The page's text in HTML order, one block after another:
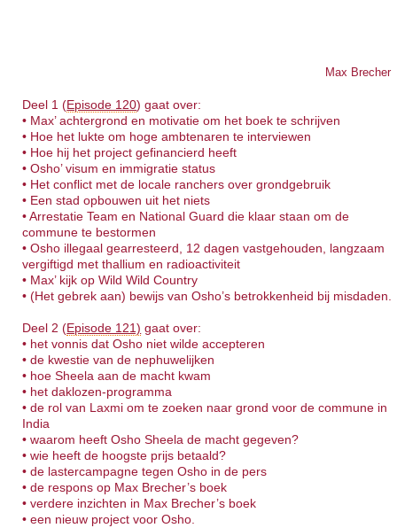
Max Brecher
Deel 1 (Episode 120) gaat over:
• Max’ achtergrond en motivatie om het boek te schrijven
• Hoe het lukte om hoge ambtenaren te interviewen
• Hoe hij het project gefinancierd heeft
• Osho’ visum en immigratie status
• Het conflict met de locale ranchers over grondgebruik
• Een stad opbouwen uit het niets
• Arrestatie Team en National Guard die klaar staan om de
commune te bestormen
• Osho illegaal gearresteerd, 12 dagen vastgehouden, langzaam
vergiftigd met thallium en radioactiviteit
• Max’ kijk op Wild Wild Country
• (Het gebrek aan) bewijs van Osho’s betrokkenheid bij misdaden.
Deel 2 (Episode 121) gaat over:
• het vonnis dat Osho niet wilde accepteren
• de kwestie van de nephuwelijken
• hoe Sheela aan de macht kwam
• het daklozen-programma
• de rol van Laxmi om te zoeken naar grond voor de commune in
India
• waarom heeft Osho Sheela de macht gegeven?
• wie heeft de hoogste prijs betaald?
• de lastercampagne tegen Osho in de pers
• de respons op Max Brecher’s boek
• verdere inzichten in Max Brecher’s boek
• een nieuw project voor Osho.